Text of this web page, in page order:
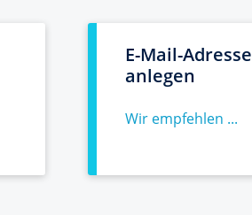
E-Mail-Adresse
anlegen
Wir empfehlen ...